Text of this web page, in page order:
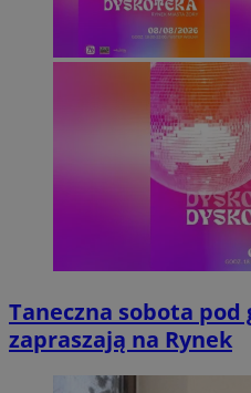
Taneczna sobota pod
zapraszają na Rynek